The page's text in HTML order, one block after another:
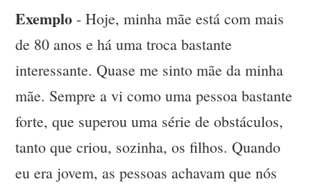
Exemplo - Hoje, minha mãe está com mais
de 80 anos e há uma troca bastante
interessante. Quase me sinto mãe da minha
mãe. Sempre a vi como uma pessoa bastante
forte, que superou uma série de obstáculos,
tanto que criou, sozinha, os filhos. Quando
eu era jovem, as pessoas achavam que nós